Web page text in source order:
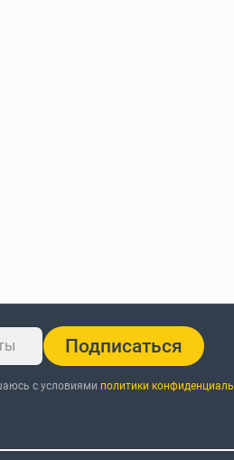
Подписаться
с условиями политики